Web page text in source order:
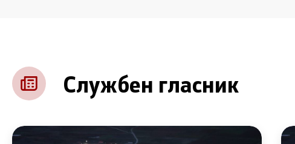
Службен гласник